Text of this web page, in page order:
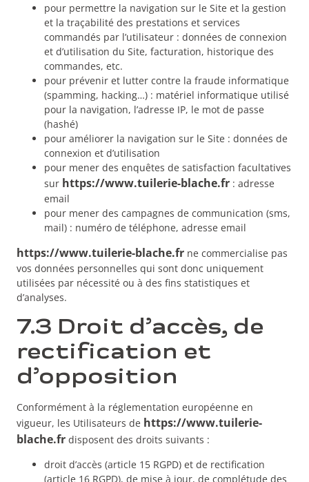
pour permettre la navigation sur le Site et la gestion
et la traçabilité des prestations et services
commandés par l’utilisateur : données de connexion
et d’utilisation du Site, facturation, historique des
commandes, etc.
pour prévenir et lutter contre la fraude informatique
(spamming, hacking…) : matériel informatique utilisé
pour la navigation, l’adresse IP, le mot de passe
(hashé)
pour améliorer la navigation sur le Site : données de
connexion et d’utilisation
pour mener des enquêtes de satisfaction facultatives
sur https://www.tuilerie-blache.fr : adresse
email
pour mener des campagnes de communication (sms,
mail) : numéro de téléphone, adresse email
https://www.tuilerie-blache.fr ne commercialise pas
vos données personnelles qui sont donc uniquement
utilisées par nécessité ou à des fins statistiques et
d’analyses.
7.3 Droit d’accès, de
rectification et
d’opposition
Conformément à la réglementation européenne en
vigueur, les Utilisateurs de https://www.tuilerie-
blache.fr disposent des droits suivants :
droit d’accès (article 15 RGPD) et de rectification
(article 16 RGPD), de mise à jour, de complétude des